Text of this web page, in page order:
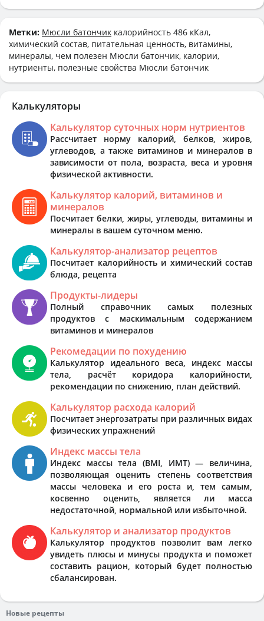
Метки: Мюсли батончик калорийность 486 кКал,
химический состав, питательная ценность, витамины,
минералы, чем полезен Мюсли батончик, калории,
нутриенты, полезные свойства Мюсли батончик
Калькуляторы
Калькулятор суточных норм нутриентов
Рассчитает норму калорий, белков, жиров,
углеводов, а также витаминов и минералов в
зависимости от пола, возраста, веса и уровня
физической активности.
Калькулятор калорий, витаминов и
минералов
Посчитает белки, жиры, углеводы, витамины и
минералы в вашем суточном меню.
Калькулятор-анализатор рецептов
Посчитает калорийность и химический состав
блюда, рецепта
Продукты-лидеры
Полный справочник самых полезных
продуктов с маскимальным содержанием
витаминов и минералов
Рекомедации по похудению
Калькулятор идеального веса, индекс массы
тела, расчёт коридора калорийности,
рекомендации по снижению, план действий.
Калькулятор расхода калорий
Посчитает энергозатраты при различных видах
физических упражнений
Индекс массы тела
Индекс массы тела (BMI, ИМТ) — величина,
позволяющая оценить степень соответствия
массы человека и его роста и, тем самым,
косвенно оценить, является ли масса
недостаточной, нормальной или избыточной.
Калькулятор и анализатор продуктов
Калькулятор продуктов позволит вам легко
увидеть плюсы и минусы продукта и поможет
составить рацион, который будет полностью
сбалансирован.
Новые рецепты